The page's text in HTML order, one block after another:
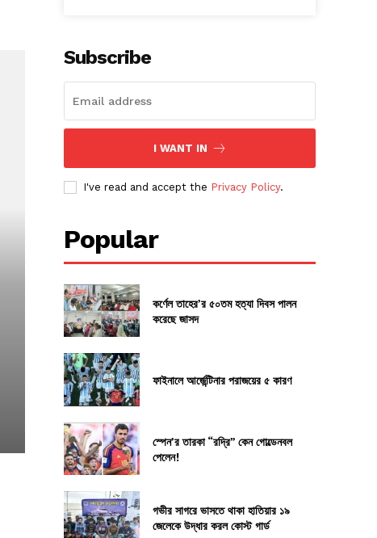
Subscribe
I WANT IN
I've read and accept the Privacy Policy.
Popular
কর্ণেল তাহের’র ৫০তম হত্যা দিবস পালন
করেছে জাসদ
ফাইনালে আর্জেন্টিনার পরাজয়ের ৫ কারণ
স্পেন’র তারকা “রদ্রি” কেন গোল্ডেনবল
পেলেন!
গভীর সাগরে ভাসতে থাকা হাতিয়ার ১৯
জেলেকে উদ্ধার করল কোস্ট গার্ড